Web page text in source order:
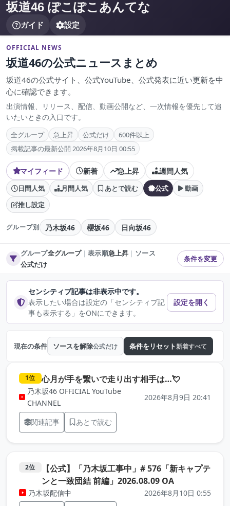
坂道46 ぽこぽこあんてな
ガイド 設定
OFFICIAL NEWS
坂道46の公式ニュースまとめ
坂道46の公式サイト、公式YouTube、公式発表に近い更新を中
心に確認できます。
出演情報、リリース、配信、動画公開など、一次情報を優先して追
いたいときの入口です。
全グループ 急上昇 公式だけ
600件以上
掲載記事の最新公開 2026年8月10日 00:55
マイフィード 新着 急上昇 週間人気
日間人気 月間人気 あとで読む 公式
動画
推し設定
グループ別 乃木坂46 櫻坂46 日向坂46
グループ全グループ｜表示順急上昇 ｜ ソース
公式だけ
条件を変更
センシティブ記事は非表示中です。
表示したい場合は設定の「センシティブ記
事も表示する」をONにできます。
設定を開く
現在の条件 ソースを解除公式だけ 条件をリセット新着すべて
1位 心月が手を繋いで走り出す相手は…💘（元記事を
乃木坂46 OFFICIAL YouTube
CHANNEL
2026年8月9日 20:41
関連記事 あとで読む
2位
【公式】「乃木坂工事中」# 576「新キャプテ
ンと一致団結 前編」2026.08.09 OA（元記事を新
乃木坂配信中
2026年8月10日 0:55